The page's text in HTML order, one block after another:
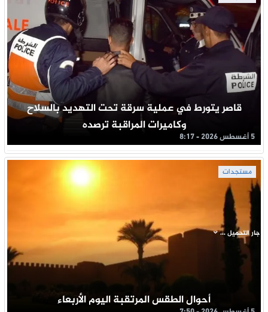
قاصر يتورط في عملية سرقة تحت التهديد بالسلاح
وكاميرات المراقبة ترصده
5 أغسطس 2026 - 8:17
مستجدات
أحوال الطقس المرتقبة اليوم الأربعاء
جار التحميل ...